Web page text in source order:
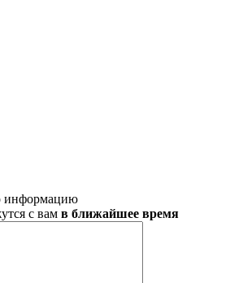
информацию
с вам в ближайшее время